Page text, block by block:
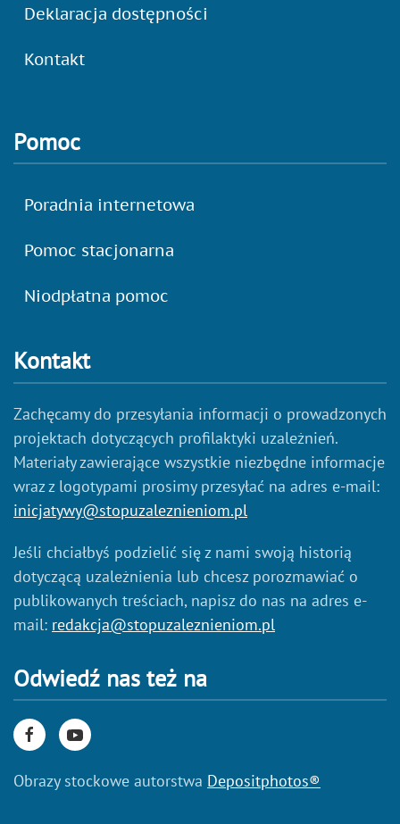
Deklaracja dostępności
Kontakt
Pomoc
Poradnia internetowa
Pomoc stacjonarna
Niodpłatna pomoc
Kontakt
Zachęcamy do przesyłania informacji o prowadzonych
projektach dotyczących profilaktyki uzależnień.
Materiały zawierające wszystkie niezbędne informacje
wraz z logotypami prosimy przesyłać na adres e-mail:
inicjatywy@stopuzaleznieniom.pl
Jeśli chciałbyś podzielić się z nami swoją historią
dotyczącą uzależnienia lub chcesz porozmawiać o
publikowanych treściach, napisz do nas na adres e-
mail: redakcja@stopuzaleznieniom.pl
Odwiedź nas też na
Obrazy stockowe autorstwa Depositphotos®